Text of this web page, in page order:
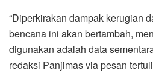
“Diperkirakan dampak kerugian
bencana ini akan bertambah,
digunakan adalah data
redaksi Panjimas via pesan